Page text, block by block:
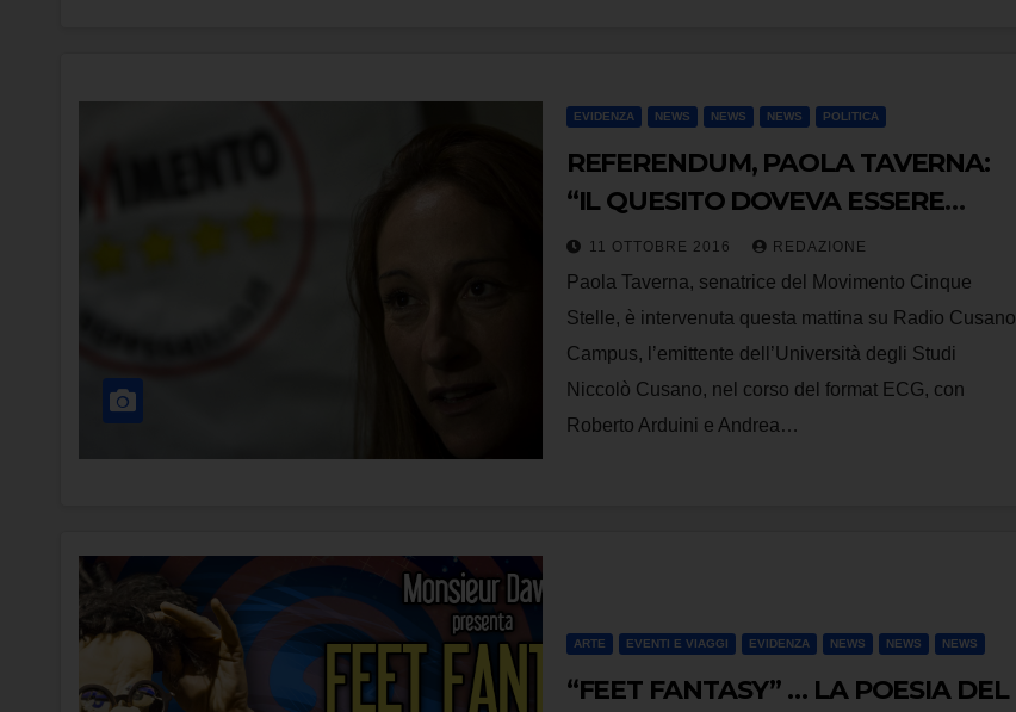
EVIDENZA NEWS NEWS NEWS POLITICA
REFERENDUM, PAOLA TAVERNA:
“IL QUESITO DOVEVA ESSERE
QUELLO PROPOSTO DAL FATTO
QUOTIDIANO DI OGGI. INVECE
HANNO PREFERITO UNA
FAVOLETTA.[…]
11 OTTOBRE 2016 REDAZIONE
Paola Taverna, senatrice del Movimento Cinque
Stelle, è intervenuta questa mattina su Radio Cusano
Campus, l’emittente dell’Università degli Studi
Niccolò Cusano, nel corso del format ECG, con
Roberto Arduini e Andrea…
ARTE EVENTI E VIAGGI EVIDENZA NEWS NEWS NEWS
“FEET FANTASY” … LA POESIA DEL